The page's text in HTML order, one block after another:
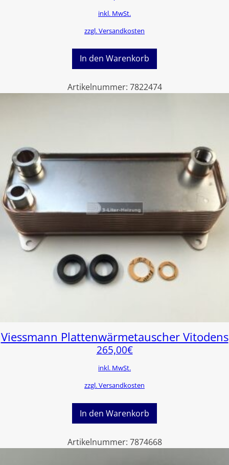
inkl. MwSt.
zzgl. Versandkosten
In den Warenkorb
Artikelnummer: 7822474
Viessmann Plattenwärmetauscher Vitodens
265,00€
inkl. MwSt.
zzgl. Versandkosten
In den Warenkorb
Artikelnummer: 7874668